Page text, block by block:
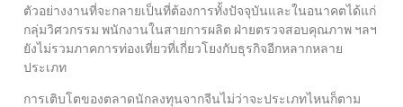
ตัวอย่างงานที่จะกลายเป็นที่ต้องการทั้งปัจจุบันและในอนาคตได้แก่
กลุ่มวิศวกรรม พนักงานในสายการผลิต ฝ่ายตรวจสอบคุณภาพ ฯลฯ
ยังไม่รวมภาคการท่องเที่ยวที่เกี่ยวโยงกับธุรกิจอีกหลากหลาย
ประเภท
การเติบโตของตลาดนักลงทุนจากจีนไม่ว่าจะประเภทไหนก็ตาม